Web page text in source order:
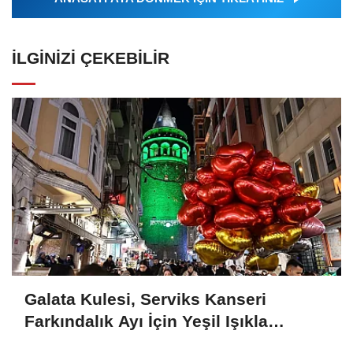
İLGINIZI ÇEKEBILIR
Galata Kulesi, Serviks Kanseri
Farkındalık Ayı İçin Yeşil Işıkla